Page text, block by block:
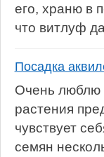
его, храню в
что витлуф
Посадка
Очень люблю
растения
чувствует
семян